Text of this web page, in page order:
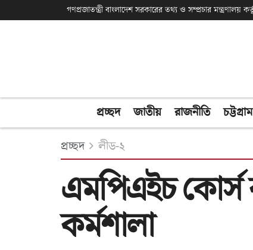
গণপ্রজাতন্ত্রী বাংলাদেশ সরকারের তথ্য ও সম্প্রচার মন্ত্রণালয়
প্রচ্ছদ জাতীয় রাজনীতি চট্টগ্রাম
প্রচ্ছদ লীড-২
এমপিএইচ কোর্স
কর্মশালা